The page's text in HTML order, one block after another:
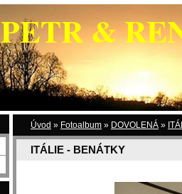
PETR &
Úvod » Fotoalbum » DOVOLENÁ »
ITÁLIE - BENÁTKY